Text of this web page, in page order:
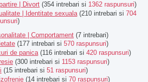
| Divort (354 intrebari si 1362 raspunsuri)
| Identitate sexuala (210 intrebari si 704
)
| Comportament (7 intrebari)
(177 intrebari si 570 raspunsuri)
de panica(116 intrebari si 420 raspunsuri)
(300 intrebari si 1153 raspunsuri)
(15 intrebari si 51 raspunsuri)
(14 intrebari si 70 raspunsuri)